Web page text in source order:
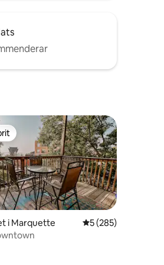
213 omdömen
i Marquette 5 av 5 i
5 (285)